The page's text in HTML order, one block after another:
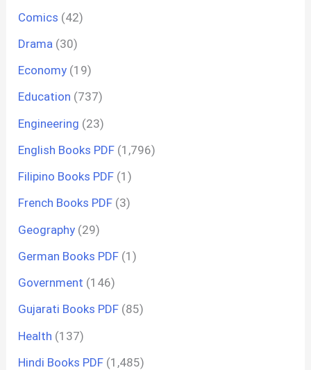
Comics (42)
Drama (30)
Economy (19)
Education (737)
Engineering (23)
English Books PDF (1,796)
Filipino Books PDF (1)
French Books PDF (3)
Geography (29)
German Books PDF (1)
Government (146)
Gujarati Books PDF (85)
Health (137)
Hindi Books PDF (1,485)